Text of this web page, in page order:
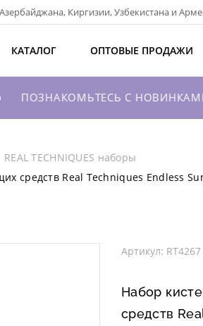
Киргизии, Узбекистана и
КАТАЛОГ ОПТОВЫЕ ПРОДАЖИ
ПОЗНАКОМЬТЕСЬ С НОВИНКАМИ
REAL TECHNIQUES наборы
средств Real Techniques Endless
Артикул: RT4267
Набор
средств